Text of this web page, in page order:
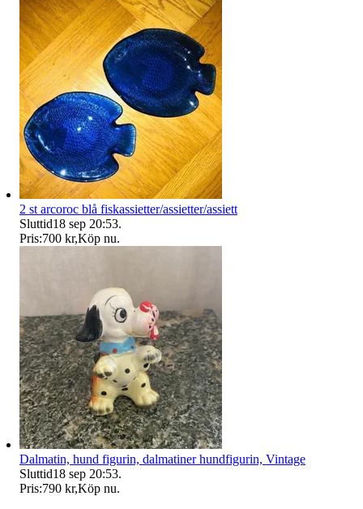
2 st arcoroc blå fiskassietter/assietter/assiett
Sluttid18 sep 20:53.
Pris:700 kr,Köp nu.
Dalmatin, hund figurin, dalmatiner hundfigurin, Vintage
Sluttid18 sep 20:53.
Pris:790 kr,Köp nu.